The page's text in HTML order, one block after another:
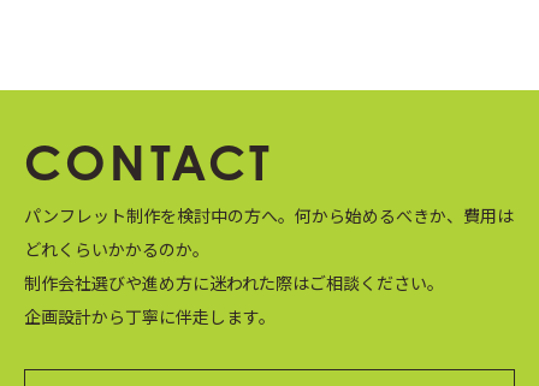
CONTACT
パンフレット制作を検討中の方へ。 何から始めるべきか、費用は
どれくらいかかるのか。
制作会社選びや進め方に迷われた際はご相談ください。
企画設計から丁寧に伴走します。